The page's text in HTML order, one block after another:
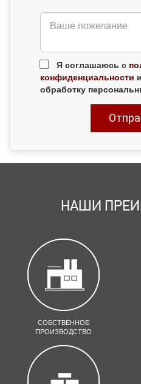
Я соглашаюсь с
конфиденциальности
обработку
НАШИ
СОБСТВЕННОЕ
ПРОИЗВОДСТВО